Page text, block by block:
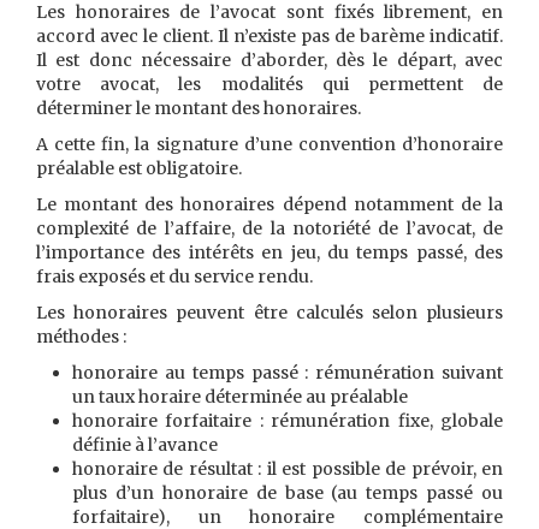
Les honoraires de l’avocat sont fixés librement, en
accord avec le client. Il n’existe pas de barème indicatif.
Il est donc nécessaire d’aborder, dès le départ, avec
votre avocat, les modalités qui permettent de
déterminer le montant des honoraires.
A cette fin, la signature d’une convention d’honoraire
préalable est obligatoire.
Le montant des honoraires dépend notamment de la
complexité de l’affaire, de la notoriété de l’avocat, de
l’importance des intérêts en jeu, du temps passé, des
frais exposés et du service rendu.
Les honoraires peuvent être calculés selon plusieurs
méthodes :
honoraire au temps passé : rémunération suivant
un taux horaire déterminée au préalable
honoraire forfaitaire : rémunération fixe, globale
définie à l’avance
honoraire de résultat : il est possible de prévoir, en
plus d’un honoraire de base (au temps passé ou
forfaitaire), un honoraire complémentaire